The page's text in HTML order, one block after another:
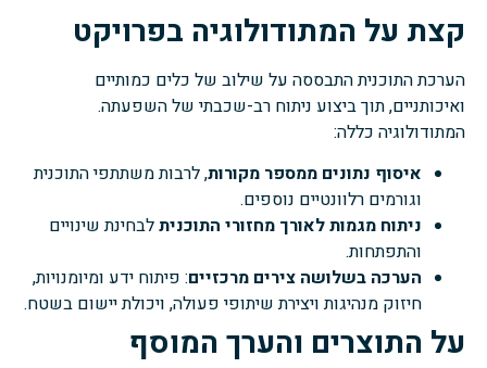
קצת על המתודולוגיה בפרויקט
הערכת התוכנית התבססה על שילוב של כלים כמותיים
ואיכותניים, תוך ביצוע ניתוח רב-שכבתי של השפעתה.
המתודולוגיה כללה:
איסוף נתונים ממספר מקורות, לרבות משתתפי התוכנית
וגורמים רלוונטיים נוספים.
ניתוח מגמות לאורך מחזורי התוכניתלבחינת שינויים
והתפתחות.
הערכה בשלושה צירים מרכזיים: פיתוח ידע ומיומנויות,
חיזוק מנהיגות ויצירת שיתופי פעולה, ויכולת יישום בשטח.
על התוצרים והערך המוסף